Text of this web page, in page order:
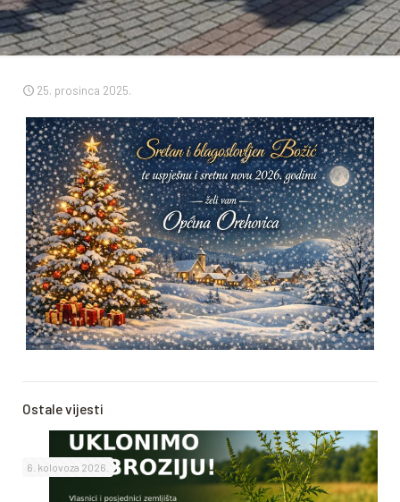
25. prosinca 2025.
Ostale vijesti
6. kolovoza 2026.